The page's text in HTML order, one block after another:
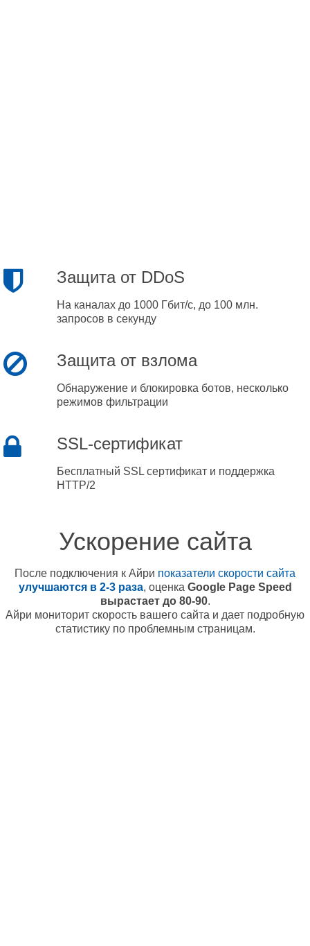
Защита от DDoS
На каналах до 1000 Гбит/с, до 100 млн.
запросов в секунду
Защита от взлома
Обнаружение и блокировка ботов, несколько
режимов фильтрации
SSL-сертификат
Бесплатный SSL сертификат и поддержка
HTTP/2
Ускорение сайта
После подключения к Айри показатели скорости сайта
улучшаются в 2-3 раза, оценка Google Page Speed
вырастает до 80-90.
Айри мониторит скорость вашего сайта и дает подробную
статистику по проблемным страницам.